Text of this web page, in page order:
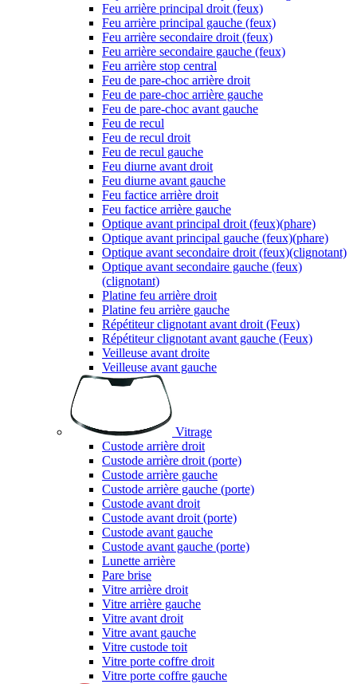
Feu arrière principal droit (feux)
Feu arrière principal gauche (feux)
Feu arrière secondaire droit (feux)
Feu arrière secondaire gauche (feux)
Feu arrière stop central
Feu de pare-choc arrière droit
Feu de pare-choc arrière gauche
Feu de pare-choc avant gauche
Feu de recul
Feu de recul droit
Feu de recul gauche
Feu diurne avant droit
Feu diurne avant gauche
Feu factice arrière droit
Feu factice arrière gauche
Optique avant principal droit (feux)(phare)
Optique avant principal gauche (feux)(phare)
Optique avant secondaire droit (feux)(clignotant)
Optique avant secondaire gauche (feux)
(clignotant)
Platine feu arrière droit
Platine feu arrière gauche
Répétiteur clignotant avant droit (Feux)
Répétiteur clignotant avant gauche (Feux)
Veilleuse avant droite
Veilleuse avant gauche
Vitrage
Custode arrière droit
Custode arrière droit (porte)
Custode arrière gauche
Custode arrière gauche (porte)
Custode avant droit
Custode avant droit (porte)
Custode avant gauche
Custode avant gauche (porte)
Lunette arrière
Pare brise
Vitre arrière droit
Vitre arrière gauche
Vitre avant droit
Vitre avant gauche
Vitre custode toit
Vitre porte coffre droit
Vitre porte coffre gauche